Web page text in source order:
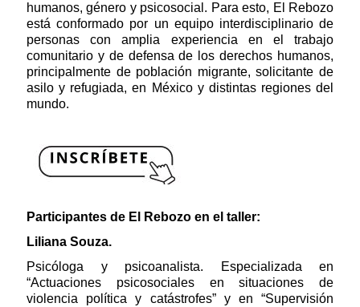
humanos, género y psicosocial. Para esto, El Rebozo
está conformado por un equipo interdisciplinario de
personas con amplia experiencia en el trabajo
comunitario y de defensa de los derechos humanos,
principalmente de población migrante, solicitante de
asilo y refugiada, en México y distintas regiones del
mundo.
Participantes de El Rebozo en el taller:
Liliana Souza.
Psicóloga y psicoanalista. Especializada en
“Actuaciones psicosociales en situaciones de
violencia política y catástrofes” y en “Supervisión